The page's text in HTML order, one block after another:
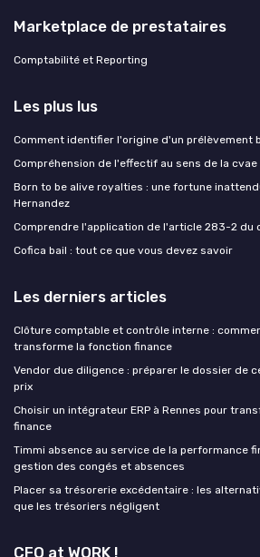
Marketplace de prestataires
Comptabilité et Reporting
Les plus lus
Comment identifier l'origine d'un prélèvement
Compréhension de l'effectif au sens de la cvae
Born to be alive royalties : une fortune
Hernandez
Comprendre l'application de l'article 283-2 du
Cofica bail : tout ce que vous devez savoir
Les derniers articles
Clôture comptable et contrôle interne :
transforme la fonction finance
Vendor due diligence : préparer le dossier de
prix
Choisir un intégrateur ERP à Rennes pour
finance
Timmi absence au service de la performance
gestion des congés et absences
Placer sa trésorerie excédentaire : les
que les trésoriers négligent
CFO at WORK !